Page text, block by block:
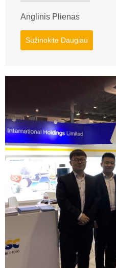
Anglinis Plienas
Sužinokite Daugiau